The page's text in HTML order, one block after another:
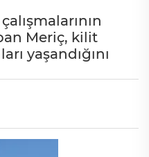
Meriç, kilit
yaşandığını